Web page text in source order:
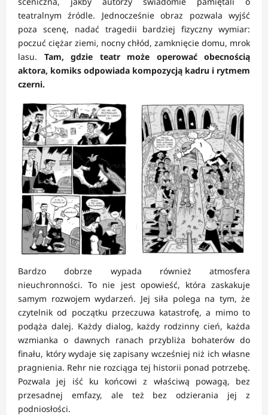
teatralnym źródle. Jednocześnie obraz pozwala wyjść
poza scenę, nadać tragedii bardziej fizyczny wymiar:
poczuć ciężar ziemi, nocny chłód, zamknięcie domu, mrok
lasu. Tam, gdzie teatr może operować obecnością
aktora, komiks odpowiada kompozycją kadru i rytmem
czerni.
Bardzo dobrze wypada również atmosfera
nieuchronności. To nie jest opowieść, która zaskakuje
samym rozwojem wydarzeń. Jej siła polega na tym, że
czytelnik od początku przeczuwa katastrofę, a mimo to
podąża dalej. Każdy dialog, każdy rodzinny cień, każda
wzmianka o dawnych ranach przybliża bohaterów do
finału, który wydaje się zapisany wcześniej niż ich własne
pragnienia. Rehr nie rozciąga tej historii ponad potrzebę.
Pozwala jej iść ku końcowi z właściwą powagą, bez
przesadnej emfazy, ale też bez odzierania jej z
podniosłości.